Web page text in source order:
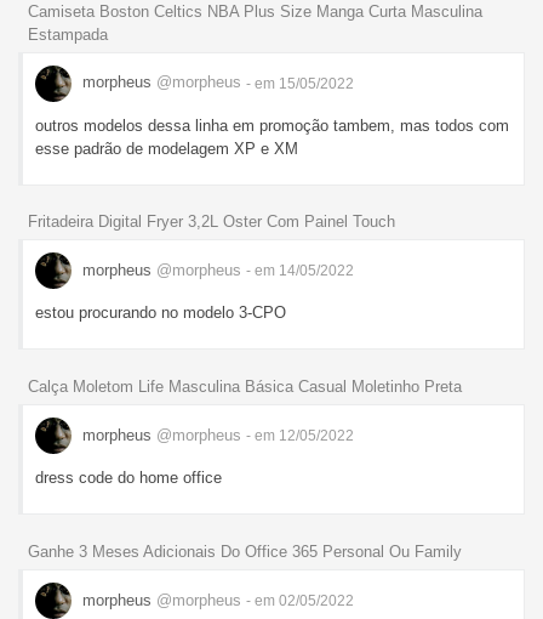
Camiseta Boston Celtics NBA Plus Size Manga Curta Masculina
Estampada
morpheus @morpheus - em 15/05/2022
outros modelos dessa linha em promoção tambem, mas todos com
esse padrão de modelagem XP e XM
Fritadeira Digital Fryer 3,2L Oster Com Painel Touch
morpheus @morpheus - em 14/05/2022
estou procurando no modelo 3-CPO
Calça Moletom Life Masculina Básica Casual Moletinho Preta
morpheus @morpheus - em 12/05/2022
dress code do home office
Ganhe 3 Meses Adicionais Do Office 365 Personal Ou Family
morpheus @morpheus - em 02/05/2022